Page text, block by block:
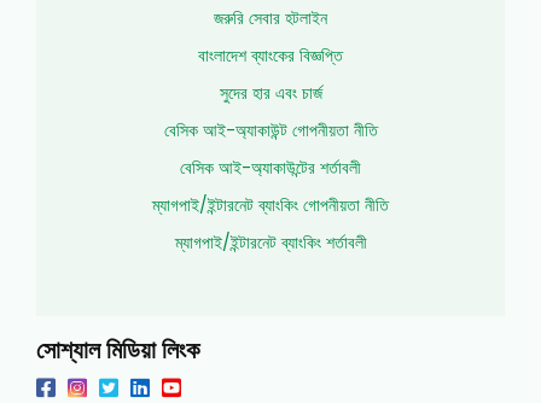
জরুরি সেবার হটলাইন
বাংলাদেশ ব্যাংকের বিজ্ঞপ্তি
সুদের হার এবং চার্জ
বেসিক আই-অ্যাকাউন্ট গোপনীয়তা নীতি
বেসিক আই-অ্যাকাউন্টের শর্তাবলী
ম্যাগপাই/ইন্টারনেট ব্যাংকিং গোপনীয়তা নীতি
ম্যাগপাই/ইন্টারনেট ব্যাংকিং শর্তাবলী
সোশ্যাল মিডিয়া লিংক